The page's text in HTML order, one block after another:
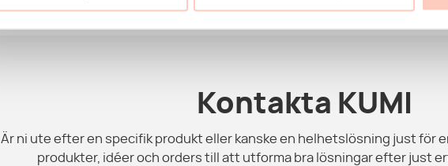
Kontakta KUMI
Är ni ute efter en specifik produkt eller kanske en helhetslösning just för
produkter, idéer och orders till att utforma bra lösningar efter just